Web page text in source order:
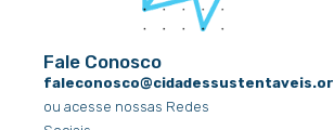
Fale Conosco
ou acesse nossas Redes